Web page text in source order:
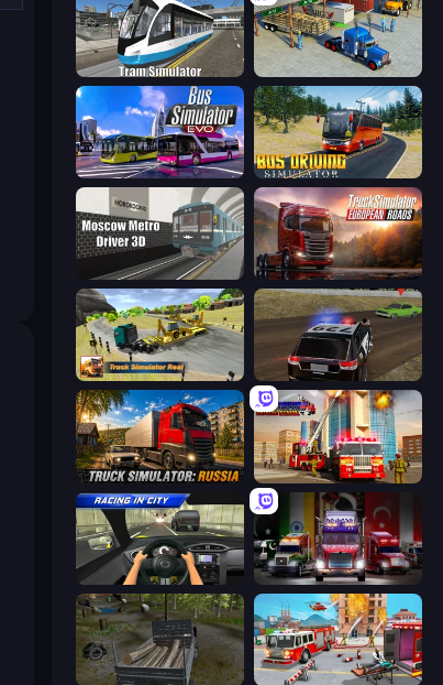
Tram Simulator Offroad Cargo Transport Truck
Bus Simulator: EVO Bus Driving Simulator
Truck Simulator: European Roads
Truck Simulator Real POLICE Chase Simulator
Truck Simulator: Russia Fire Truck Driving School
Racing in City Big Euro Truck Driving
Russian Delivery Club Baikal Fireman 2024